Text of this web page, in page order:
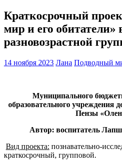
Краткосрочный
мир и его обитатели»
разновозрастной
14 ноября 2023 Лана Подводный
Муниципального
образовательного учреждения
Пензы
Автор: воспитатель
Вид проекта: познавательно-
краткосрочный, групповой.